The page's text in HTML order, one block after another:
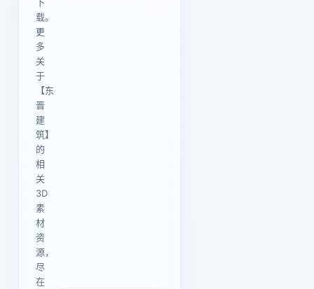
载。
更
多
关
于
【东
晋
建
筑】
的
相
关
3D
素
材
资
源，
尽
在